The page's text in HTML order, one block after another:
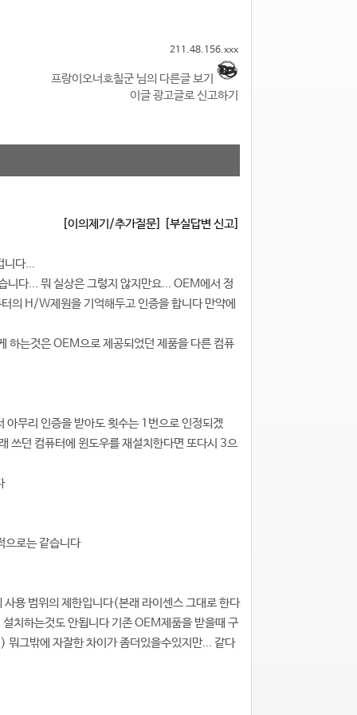
211.48.156.xxx
프랑이오너호칠군 님의 다른글 보기
이글 광고글로 신고하기
[이의제기/추가질문] [부실답변 신고]
니다...
다... 뭐 실상은 그렇지 않지만요... OEM에서 정
의 H/W제원을 기억해두고 인증을 합니다 만약에
하는것은 OEM으로 제공되었던 제품을 다른 컴퓨
무리 인증을 받아도 횟수는 1번으로 인정되겠
쓰던 컴퓨터에 윈도우를 재설치한다면 또다시 3으
으로는 같습니다
용 범위의 제한입니다(본래 라이센스 그대로 한다
치하는것도 안됩니다 기존 OEM제품을 받을때 구
그밖에 자잘한 차이가 좀더있을수있지만... 같다